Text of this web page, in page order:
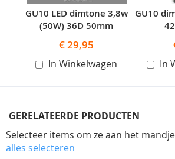
GU10 LED dimtone 3,8w
(50W) 36D 50mm
€ 29,95
In Winkelwagen
GU10
In
GERELATEERDE PRODUCTEN
Selecteer items om ze aan het
alles selecteren